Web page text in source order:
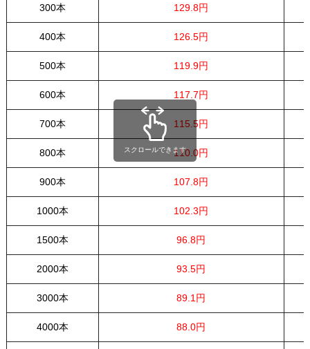
300本 129.8円
400本 126.5円
500本 119.9円
600本 117.7円
700本 115.5円
800本 110.0円
900本 107.8円
1000本 102.3円
1500本 96.8円
2000本 93.5円
3000本 89.1円
4000本 88.0円
スクロールできます